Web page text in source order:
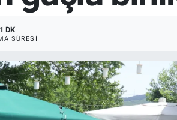
1 DK
SÜRESI